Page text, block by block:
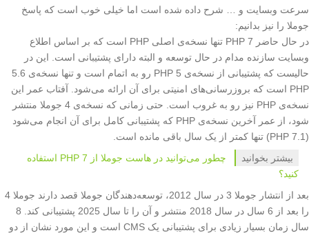
سرعت وبسایت و … شرح داده شده است اما خیلی خوب است که پاسخ
جوملا را نیز بدانیم:
در حال حاضر PHP 7 تنها نسخه‌ی اصلی PHP است که بر اساس اطلاع
وبسایت سازنده مدام در حال توسعه و البته دارای پشتیبانی است. این در
حالیست که پشتیبانی از نسخه‌ی 5 PHP رو به اتمام است و تنها نسخه‌ی 5.6
PHP است که بروزرسانی‌های امنیتی برای آن ارائه می‌شود. آفتاب عمر این
نسخه‌ی PHP نیز رو به غروب است. حتی زمانی که نسخه‌ی 4 جوملا منتشر
شود، از عمر آخرین نسخه‌ی PHP که پشتیبانی کامل برای آن انجام می‌شود
(PHP 7.1) تنها کمتر از یک سال باقی مانده است.
بیشتر بخوانید
چطور می‌‌توانید در هاست جوملا از PHP 7 استفاده
کنید؟
بعد از انتشار جوملا 3 در سال 2012، توسعه‌دهندگان جوملا قصد دارند جوملا 4
را بعد از 6 سال در سال 2018 منتشر و آن را تا سال 2025 پشتیبانی کند. 8
سال زمان بسیار زیادی برای پشتیبانی یک CMS است و این مورد نشان از دو